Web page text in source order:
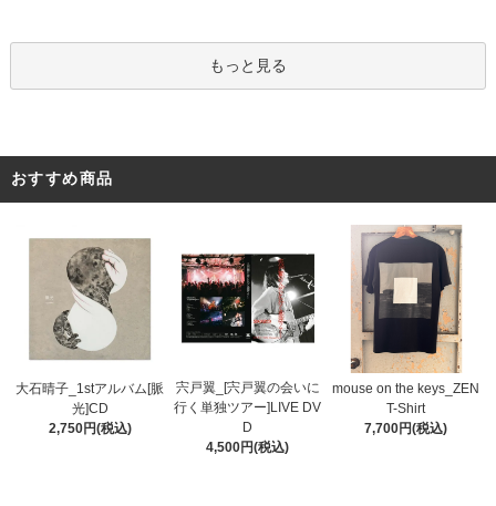
もっと見る
おすすめ商品
大石晴子_1stアルバム[脈
光]CD
2,750円(税込)
宍戸翼_[宍戸翼の会いに
行く単独ツアー]LIVE DV
D
4,500円(税込)
mouse on the keys_ZEN
T-Shirt
7,700円(税込)